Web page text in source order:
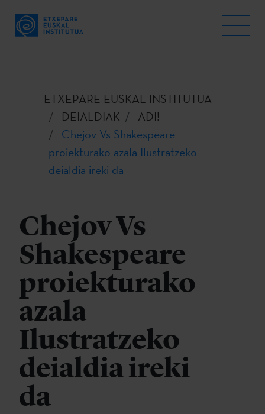
ETXEPARE EUSKAL INSTITUTUA
DEIALDIAK
ADI!
Chejov Vs Shakespeare
proiekturako azala Ilustratzeko
deialdia ireki da
Chejov Vs
Shakespeare
proiekturako
azala
Ilustratzeko
deialdia ireki
da